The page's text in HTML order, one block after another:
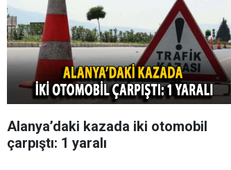
Alanya’daki kazada iki otomobil
çarpıştı: 1 yaralı